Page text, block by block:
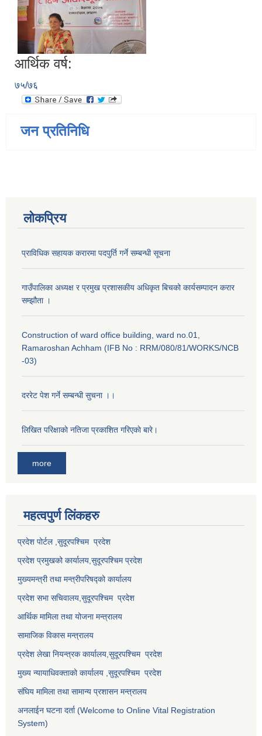
आर्थिक वर्ष:
७५/७६
जन प्रतिनिधि
लोकप्रिय
प्राविधिक सहायक करारमा पदपुर्ति गर्ने सम्बन्धी सूचना
गाउँपालिका अध्यक्ष र प्रमुख प्रशासकीय अधिकृत बिचको कार्यसम्पादन करार
सम्झौता ।
Construction of ward office building, ward no.01,
Ramaroshan Achham (IFB No : RRM/080/81/WORKS/NCB
-03)
दररेट पेश गर्ने सम्बन्धी सुचना ।।
लिखित परिक्षाकाे नतिजा प्रकाशित गरिएकाे बारे।
more
महत्वपुर्ण लि‌ंकहरु
प्रदेश पोर्टल ,सुदूरपश्चिम प्रदेश
प्रदेश प्रमुखको कार्यालय, सुदूरपश्चिमप्रदेश
मुख्यमन्त्री तथा मन्त्रीपरिषद्को कार्यालय
प्रदेश सभा सचिवालय, सुदूरपश्चिम प्रदेश
आर्थिक मामिला तथा योजना मन्त्रालय
सामाजिक विकास मन्त्रालय
प्रदेश लेखा नियन्त्रक कार्यालय, सुदूरपश्चिम प्रदेश
मुख्य न्यायाधिवक्ताको कार्यालय , सुदूरपश्चिम प्रदेश
संघिय मामिला तथा सामान्य प्रशासन मन्त्रालय
अनलाईन घटना दर्ता (Welcome to Online Vital Registration
System)